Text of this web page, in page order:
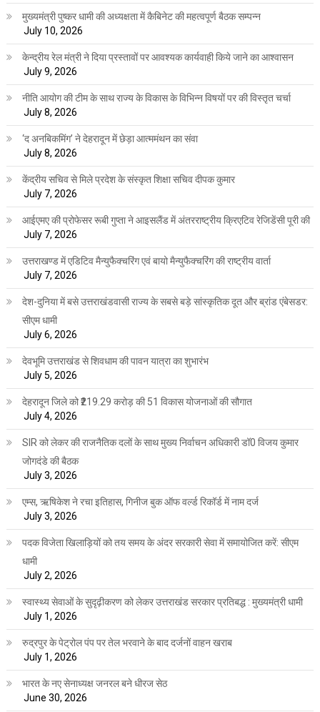
मुख्यमंत्री पुष्कर धामी की अध्यक्षता में कैबिनेट की महत्वपूर्ण बैठक सम्पन्न
July 10, 2026
केन्द्रीय रेल मंत्री ने दिया प्रस्तावों पर आवश्यक कार्यवाही किये जाने का आश्वासन
July 9, 2026
नीति आयोग की टीम के साथ राज्य के विकास के विभिन्न विषयों पर की विस्तृत चर्चा
July 8, 2026
‘द अनबिकमिंग’ ने देहरादून में छेड़ा आत्ममंथन का संवा
July 8, 2026
केंद्रीय सचिव से मिले प्रदेश के संस्कृत शिक्षा सचिव दीपक कुमार
July 7, 2026
आईएमए की प्रोफेसर रूबी गुप्ता ने आइसलैंड में अंतरराष्ट्रीय क्रिएटिव रेजिडेंसी पूरी की
July 7, 2026
उत्तराखण्ड में एडिटिव मैन्युफैक्चरिंग एवं बायो मैन्युफैक्चरिंग की राष्ट्रीय वार्ता
July 7, 2026
देश-दुनिया में बसे उत्तराखंडवासी राज्य के सबसे बड़े सांस्कृतिक दूत और ब्रांड एंबेसडर:
सीएम धामी
July 6, 2026
देवभूमि उत्तराखंड से शिवधाम की पावन यात्रा का शुभारंभ
July 5, 2026
देहरादून जिले को ₹219.29 करोड़ की 51 विकास योजनाओं की सौगात
July 4, 2026
SIR को लेकर की राजनैतिक दलों के साथ मुख्य निर्वाचन अधिकारी डॉ0 विजय कुमार
जोगदंडे की बैठक
July 3, 2026
एम्स, ऋषिकेश ने रचा इतिहास, गिनीज बुक ऑफ वर्ल्ड रिकॉर्ड में नाम दर्ज
July 3, 2026
पदक विजेता खिलाड़ियों को तय समय के अंदर सरकारी सेवा में समायोजित करें: सीएम
धामी
July 2, 2026
स्वास्थ्य सेवाओं के सुदृढ़ीकरण को लेकर उत्तराखंड सरकार प्रतिबद्ध : मुख्यमंत्री धामी
July 1, 2026
रुद्रपुर के पेट्रोल पंप पर तेल भरवाने के बाद दर्जनों वाहन खराब
July 1, 2026
भारत के नए सेनाध्यक्ष जनरल बने धीरज सेठ
June 30, 2026